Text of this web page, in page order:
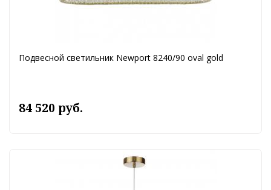
Подвесной светильник Newport 8240/90 oval gold
84 520 руб.